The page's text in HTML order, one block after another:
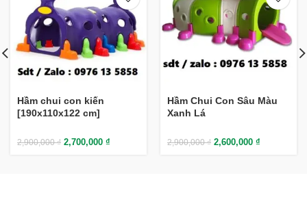
Hầm chui con kiến
[190x110x122 cm]
2,900,000₫ 2,700,000 ₫
Hầm Chui Con Sâu Màu
Xanh Lá
2,900,000₫ 2,600,000 ₫